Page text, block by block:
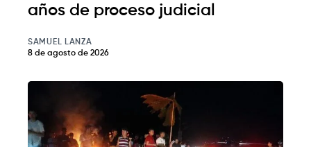
años de proceso judicial
SAMUEL LANZA
8 de agosto de 2026